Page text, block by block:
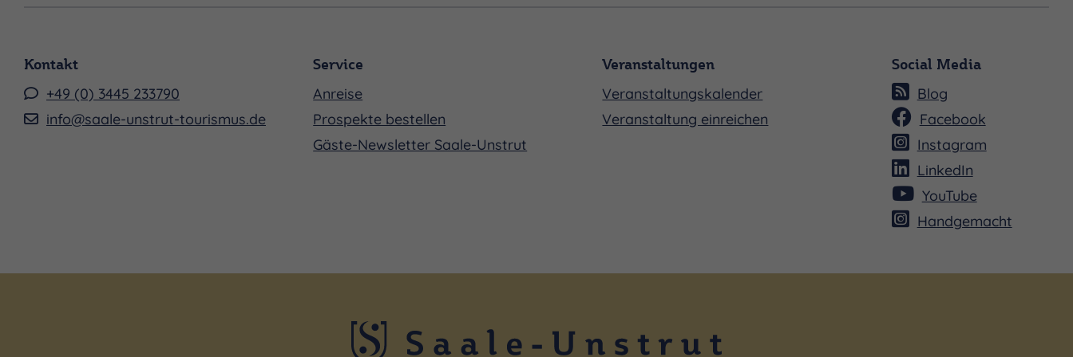
Kontakt
+49 (0) 3445 233790
info@saale-unstrut-tourismus.de
Service
Anreise
Prospekte bestellen
Gäste-Newsletter Saale-Unstrut
Veranstaltungen
Veranstaltungskalender
Veranstaltung einreichen
Social Media
Blog
Facebook
Instagram
LinkedIn
YouTube
Handgemacht